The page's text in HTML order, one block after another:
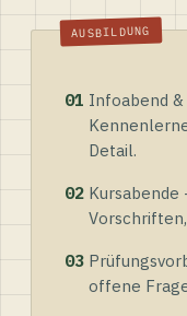
01 Infoabend
Detail.
02
03
offene